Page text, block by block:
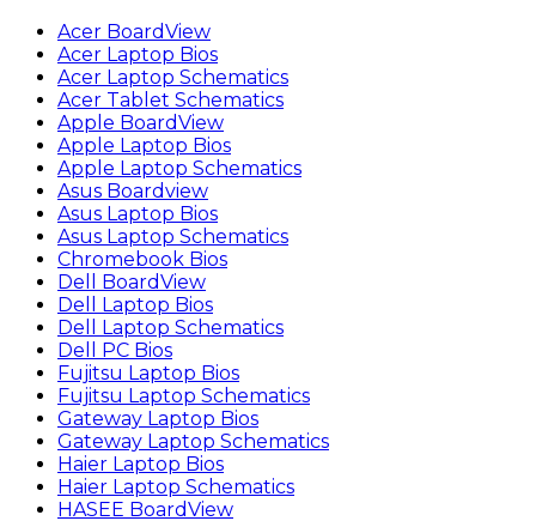
Acer BoardView
Acer Laptop Bios
Acer Laptop Schematics
Acer Tablet Schematics
Apple BoardView
Apple Laptop Bios
Apple Laptop Schematics
Asus Boardview
Asus Laptop Bios
Asus Laptop Schematics
Chromebook Bios
Dell BoardView
Dell Laptop Bios
Dell Laptop Schematics
Dell PC Bios
Fujitsu Laptop Bios
Fujitsu Laptop Schematics
Gateway Laptop Bios
Gateway Laptop Schematics
Haier Laptop Bios
Haier Laptop Schematics
HASEE BoardView